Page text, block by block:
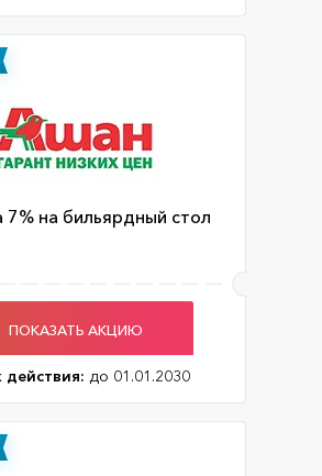
7% на бильярдный стол
ПОКАЗАТЬ АКЦИЮ
действия: до 01.01.2030